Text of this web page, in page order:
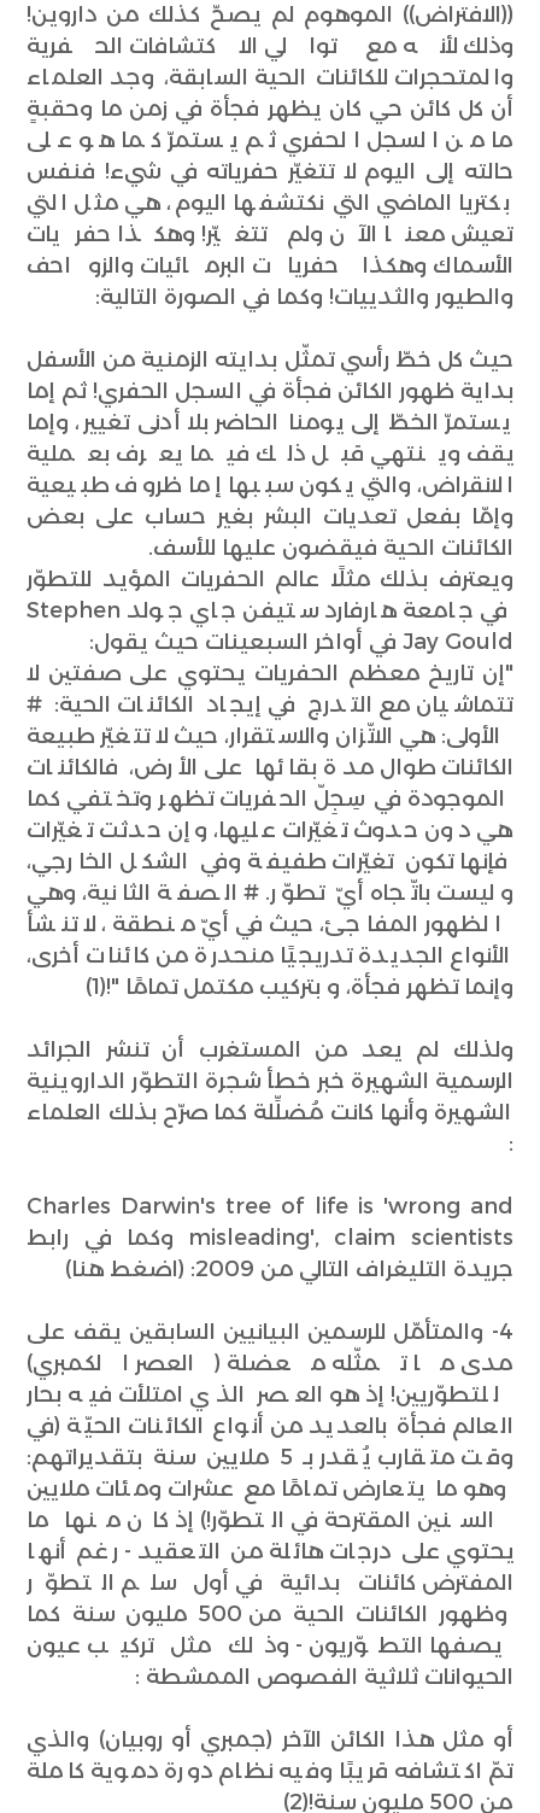
((الافتراض)) الموهوم لم يصحّ كذلك من داروين!
وذلك لأنه مع توالي الاكتشافات الحفرية
والمتحجرات للكائنات الحية السابقة، وجد العلماء
أن كل كائن حي كان يظهر فجأة في زمن ما وحقبةٍ
ما من السجل الحفري ثم يستمرّ كما هو على
حالته إلى اليوم لا تتغيّر حفرياته في شيء! فنفس
بكتريا الماضي التي نكتشفها اليوم، هي مثل التي
تعيش معنا الآن ولم تتغيّر! وهكذا حفريات
الأسماك وهكذا حفريات البرمائيات والزواحف
والطيور والثدييات! وكما في الصورة التالية:
حيث كل خطّ رأسي تمثّل بدايته الزمنية من الأسفل
بداية ظهور الكائن فجأة في السجل الحفري! ثم إما
يستمرّ الخطّ إلى يومنا الحاضر بلا أدنى تغيير، وإما
يقف وينتهي قبل ذلك فيما يعرف بعملية
الانقراض، والتي يكون سببها إما ظروف طبيعية
وإمّا بفعل تعديات البشر بغير حساب على بعض
الكائنات الحية فيقضون عليها للأسف.
ويعترف بذلك مثلًا عالم الحفريات المؤيد للتطوّر
في جامعة هارفارد ستيفن جاي جولد Stephen
Jay Gould في أواخر السبعينات حيث يقول:
"إن تاريخ معظم الحفريات يحتوي على صفتين لا
تتماشيان مع التدرج في إيجاد الكائنات الحية: #
الأولى: هي الاتّزان والاستقرار، حيث لا تتغيّر طبيعة
الكائنات طوال مدة بقائها على الأرض، فالكائنات
الموجودة في سِجِلّ الحفريات تظهر وتختفي كما
هي دون حدوث تغيّرات عليها، وإن حدثت تغيّرات
فإنها تكون تغيّرات طفيفة وفي الشكل الخارجي،
وليست باتّجاه أيّ تطوّر. # الصفة الثانية، وهي
الظهور المفاجئ، حيث في أيّ منطقة، لا تنشأ
الأنواع الجديدة تدريجيًا منحدرة من كائنات أخرى،
وإنما تظهر فجأة، و بتركيب مكتمل تمامًا "!(1)
ولذلك لم يعد من المستغرب أن تنشر الجرائد
الرسمية الشهيرة خبر خطأ شجرة التطوّر الداروينية
الشهيرة وأنها كانت مُضلِّلة كما صرّح بذلك العلماء
:
Charles Darwin's tree of life is 'wrong and
misleading', claim scientists وكما في رابط
جريدة التليغراف التالي من 2009: (اضغط هنا)
4- والمتأمّل للرسمين البيانيين السابقين يقف على
مدى ما تمثّله معضلة (العصر الكمبري)
للتطوّريين! إذ هو العصر الذي امتلأت فيه بحار
العالم فجأة بالعديد من أنواع الكائنات الحيّة (في
وقت متقارب يُقدر بـ 5 ملايين سنة بتقديراتهم:
وهو ما يتعارض تمامًا مع عشرات ومئات ملايين
السنين المقترحة في التطوّر!) إذ كان منها ما
يحتوي على درجات هائلة من التعقيد - رغم أنها
المفترض كائنات بدائية في أول سلم التطوّر
وظهور الكائنات الحية من 500 مليون سنة كما
يصفها التطوّريون - وذلك مثل تركيب عيون
الحيوانات ثلاثية الفصوص الممشطة :
أو مثل هذا الكائن الآخر (جمبري أو روبيان) والذي
تمّ اكتشافه قريبًا وفيه نظام دورة دموية كاملة
من 500 مليون سنة!(2)